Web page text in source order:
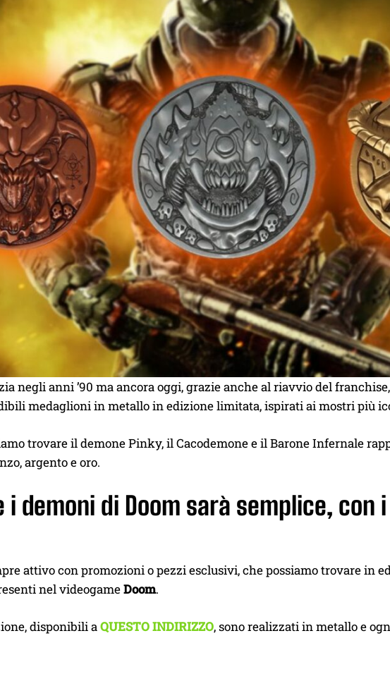
negli anni ’90 ma ancora oggi, grazie anche al riavvio del
medaglioni in metallo in edizione limitata, ispirati ai mostri più
trovare il demone Pinky, il Cacodemone e il Barone Infernale
argento e oro.
i demoni di Doom sarà semplice, con
attivo con promozioni o pezzi esclusivi, che possiamo trovare in
nel videogameDoom.
disponibili aQUESTO INDIRIZZO, sono realizzati in metallo e